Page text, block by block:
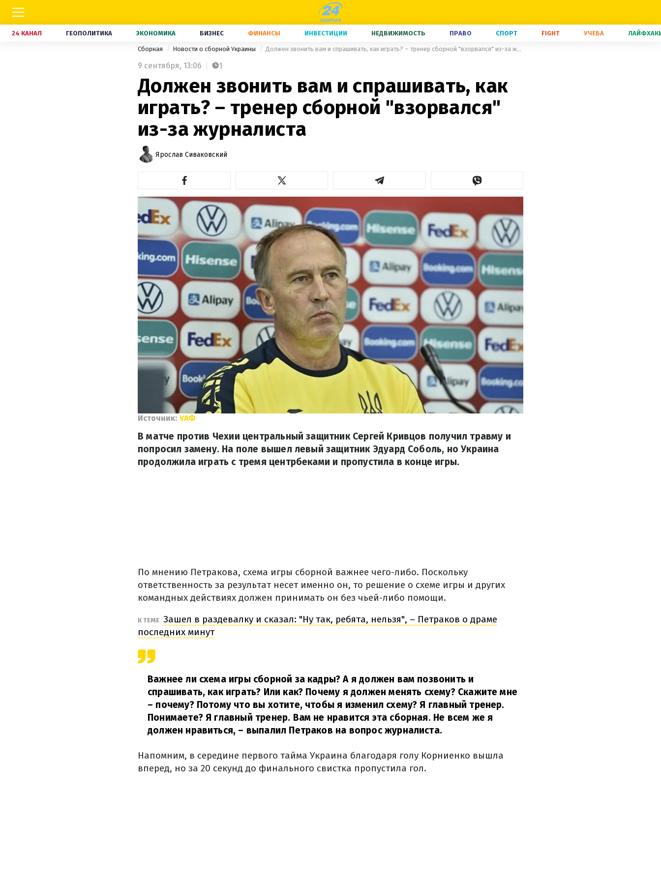
24 КАНАЛ ГЕОПОЛИТИКА ЭКОНОМИКА БИЗНЕС ФИНАНСЫ ИНВЕСТИЦИИ НЕДВИЖИМОСТЬ ПРАВО СПОРТ FIGHT УЧЕБА
Сборная Новости о сборной Украины Должен звонить вам и спрашивать, как играть? – тренер сборной "взорвался" из-за журналиста
9 сентября, 13:06 1
Должен звонить вам и спрашивать, как
играть? – тренер сборной "взорвался"
из-за журналиста
Ярослав Сиваковский
Источник: УАФ
В матче против Чехии центральный защитник Сергей Кривцов получил травму и
попросил замену. На поле вышел левый защитник Эдуард Соболь, но Украина
продолжила играть с тремя центрбеками и пропустила в конце игры.
По мнению Петракова, схема игры сборной важнее чего-либо. Поскольку
ответственность за результат несет именно он, то решение о схеме игры и других
командных действиях должен принимать он без чьей-либо помощи.
К ТЕМЕ Зашел в раздевалку и сказал: "Ну так, ребята, нельзя", – Петраков о драме
последних минут
Важнее ли схема игры сборной за кадры? А я должен вам позвонить и
спрашивать, как играть? Или как? Почему я должен менять схему? Скажите мне
– почему? Потому что вы хотите, чтобы я изменил схему? Я главный тренер.
Понимаете? Я главный тренер. Вам не нравится эта сборная. Не всем же я
должен нравиться, – выпалил Петраков на вопрос журналиста.
Напомним, в середине первого тайма Украина благодаря голу Корниенко вышла
вперед, но за 20 секунд до финального свистка пропустила гол.